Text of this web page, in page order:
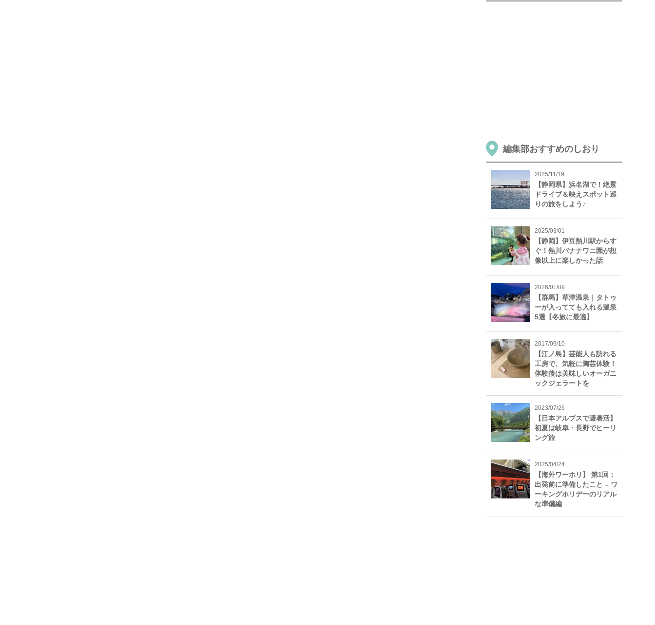
編集部おすすめのしおり
2025/11/19
【静岡県】浜名湖で！絶景
ドライブ＆映えスポット巡
りの旅をしよう♪
2025/03/01
【静岡】伊豆熱川駅からす
ぐ！熱川バナナワニ園が想
像以上に楽しかった話
2026/01/09
【群馬】草津温泉｜タトゥ
ーが入ってても入れる温泉
5選【冬旅に最適】
2017/09/10
【江ノ島】芸能人も訪れる
工房で、気軽に陶芸体験！
体験後は美味しいオーガニ
ックジェラートを
2023/07/26
【日本アルプスで避暑活】
初夏は岐阜・長野でヒーリ
ング旅
2025/04/24
【海外ワーホリ】 第1回：
出発前に準備したこと – ワ
ーキングホリデーのリアル
な準備編